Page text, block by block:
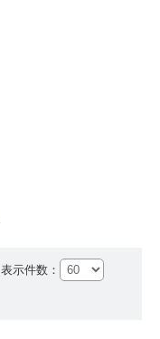
表示件数：